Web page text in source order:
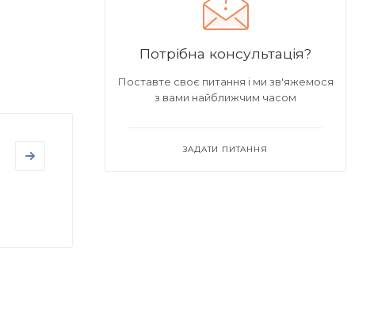
Потрібна консультація?
Поставте своє питання і ми зв'яжемося
з вами найближчим часом
ЗАДАТИ ПИТАННЯ